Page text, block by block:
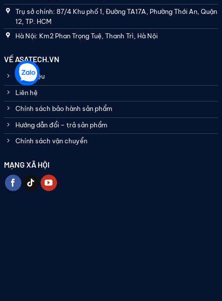
Trụ sở chính: 87/4 Khu phố 1, Đường TA17A, Phường Thới An, Quận
12, TP. HCM
Hà Nội: Km2 Phan Trọng Tuệ, Thanh Trì, Hà Nội
VỀ ASATECH.VN
Giới thiệu
Liên hệ
Chính sách bảo hành sản phẩm
Hướng dẫn đổi – trả sản phẩm
Chính sách vận chuyển
MẠNG XÃ HỘI